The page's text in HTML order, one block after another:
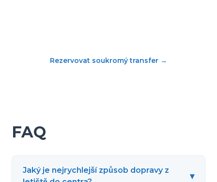
Rezervovat soukromý transfer →
FAQ
Jaký je nejrychlejší způsob dopravy z
▾